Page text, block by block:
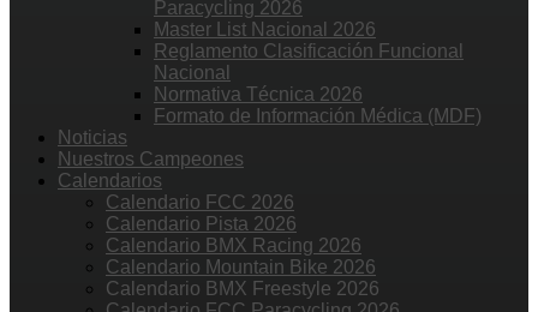
Paracycling 2026
Master List Nacional 2026
Reglamento Clasificación Funcional
Nacional
Normativa Técnica 2026
Formato de Información Médica (MDF)
Noticias
Nuestros Campeones
Calendarios
Calendario FCC 2026
Calendario Pista 2026
Calendario BMX Racing 2026
Calendario Mountain Bike 2026
Calendario BMX Freestyle 2026